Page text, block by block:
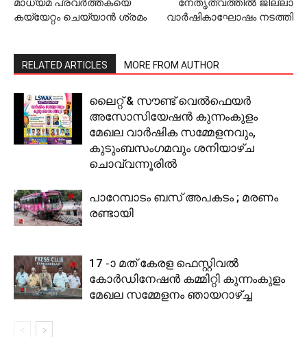
മാധ്യമ പ്രവര്‍ത്തകയെ
കയ്യേറ്റം ചെയ്യാന്‍ ശ്രമം
നേതൃത്വത്തില്‍ ജില്ലാ
വാര്‍ഷികാഘോഷം നടത്തി
RELATED ARTICLES MORE FROM AUTHOR
ലൈറ്റ് & സൗണ്ട് വെല്‍ഫെയര്‍
അസോസിയേഷന്‍ കുന്നംകുളം
മേഖല വാര്‍ഷിക സമ്മേളനവും,
കുടുംബസംഗമവും ശനിയാഴ്ച
ചൊവ്വന്നൂരില്‍
പാറേമ്പാടം ബസ് അപകടം ; മരണം
രണ്ടായി
17 -ാ മത് കേരള ഫെസ്റ്റിവല്‍
കോര്‍ഡിനേഷന്‍ കമ്മിറ്റി കുന്നംകുളം
മേഖല സമ്മേളനം ഞായറാഴ്ച്ച